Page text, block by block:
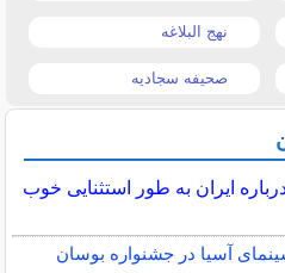
نهج البلاغه
صحیفه سجادیه
ایران به طور استثنایی خوب
آسیا در جشنواره بوسان